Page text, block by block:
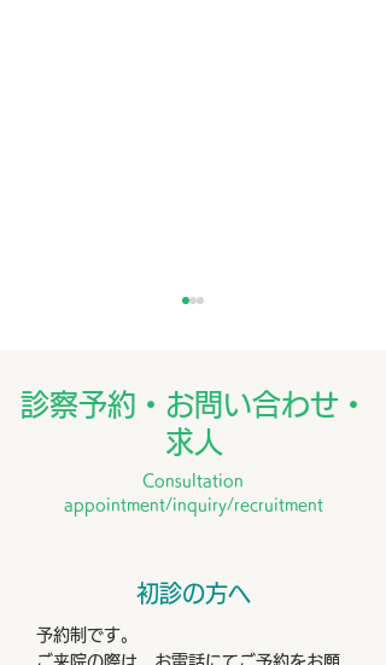
診察予約・お問い合わせ・
求人
Consultation
appointment/inquiry/recruitment
初診の方へ
予約制です。